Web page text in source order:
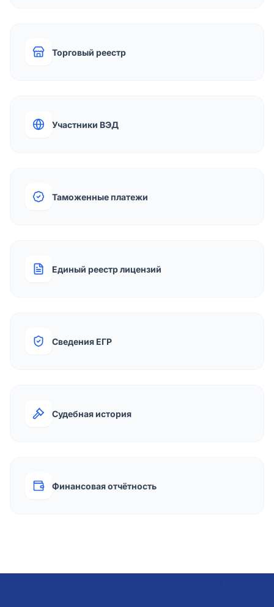
Торговый реестр
Участники ВЭД
Таможенные платежи
Единый реестр лицензий
Сведения ЕГР
Судебная история
Финансовая отчётность